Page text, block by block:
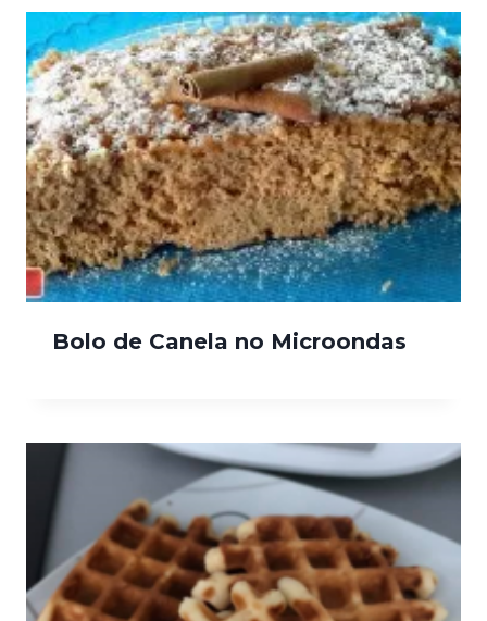
Bolo de Canela no Microondas